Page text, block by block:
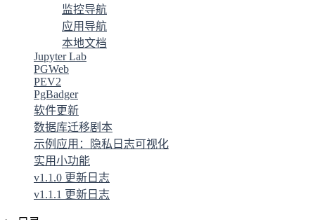
监控导航
应用导航
本地文档
Jupyter Lab
PGWeb
PEV2
PgBadger
软件更新
数据库迁移剧本
示例应用：隐私日志可视化
实用小功能
v1.1.0 更新日志
v1.1.1 更新日志